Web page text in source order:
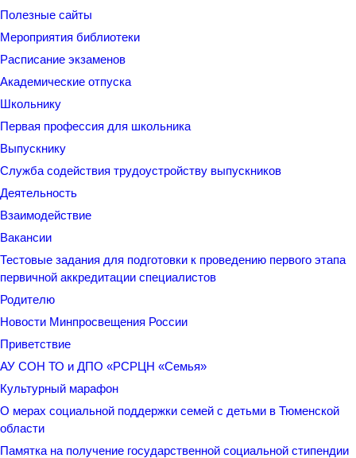
Полезные сайты
Мероприятия библиотеки
Расписание экзаменов
Академические отпуска
Школьнику
Первая профессия для школьника
Выпускнику
Служба содействия трудоустройству выпускников
Деятельность
Взаимодействие
Вакансии
Тестовые задания для подготовки к проведению первого этапа
первичной аккредитации специалистов
Родителю
Новости Минпросвещения России
Приветствие
АУ СОН ТО и ДПО «РСРЦН «Семья»
Культурный марафон
О мерах социальной поддержки семей с детьми в Тюменской
области
Памятка на получение государственной социальной стипендии